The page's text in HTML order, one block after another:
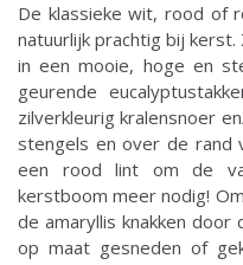
De klassieke wit, rood of
natuurlijk prachtig bij
in een mooie, hoge en
geurende
zilverkleurig kralensnoer
stengels en over de rand
een rood lint om de
kerstboom meer nodig!
de amaryllis knakken
op maat gesneden of